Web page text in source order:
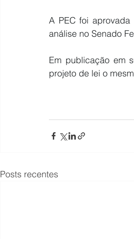
A PEC foi
análise no Senado
Em publicação em
projeto de lei o
Posts recentes